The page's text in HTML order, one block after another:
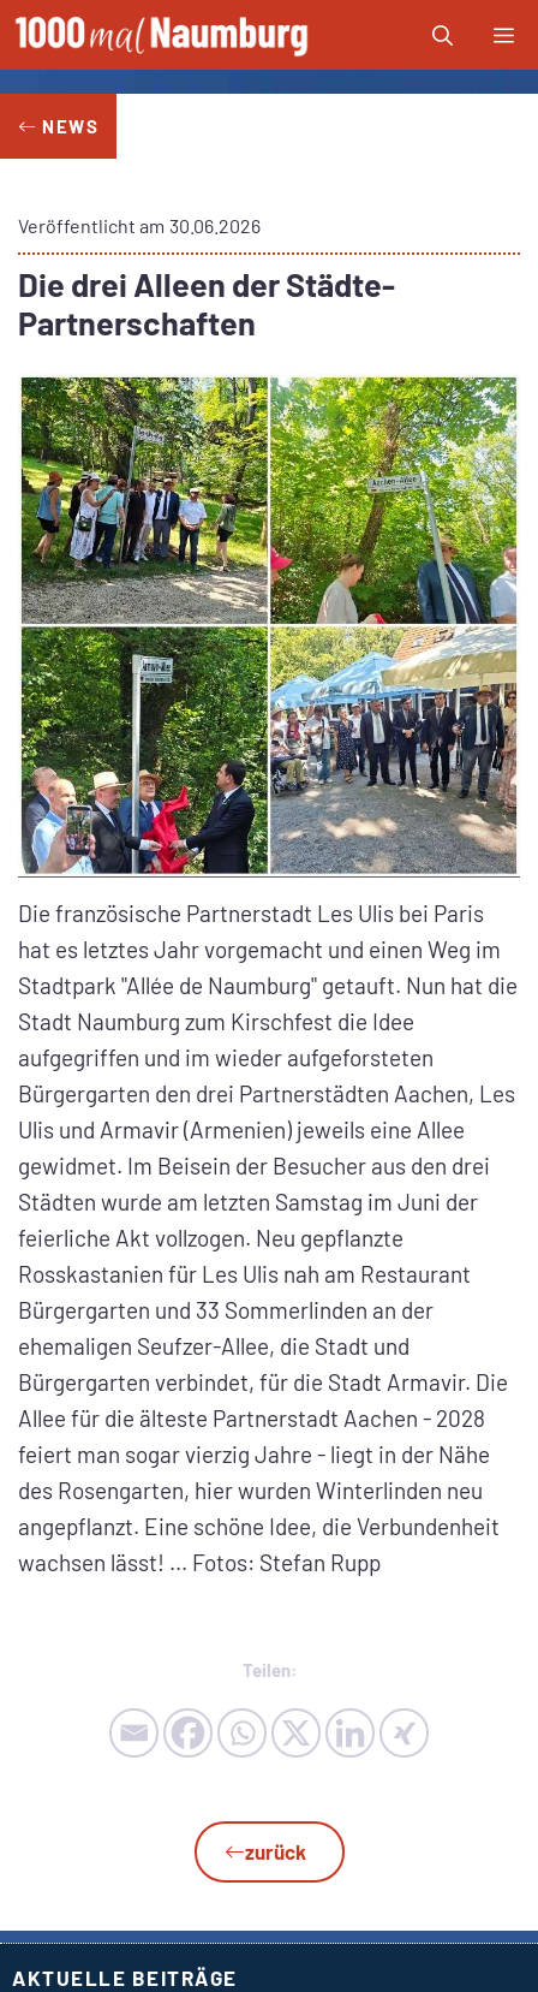
Zum
Inhalt
springen
NEWS
Veröffentlicht am 30.06.2026
Die drei Alleen der Städte-
Partnerschaften
Die französische Partnerstadt Les Ulis bei Paris
hat es letztes Jahr vorgemacht und einen Weg im
Stadtpark "Allée de Naumburg" getauft. Nun hat die
Stadt Naumburg zum Kirschfest die Idee
aufgegriffen und im wieder aufgeforsteten
Bürgergarten den drei Partnerstädten Aachen, Les
Ulis und Armavir (Armenien) jeweils eine Allee
gewidmet. Im Beisein der Besucher aus den drei
Städten wurde am letzten Samstag im Juni der
feierliche Akt vollzogen. Neu gepflanzte
Rosskastanien für Les Ulis nah am Restaurant
Bürgergarten und 33 Sommerlinden an der
ehemaligen Seufzer-Allee, die Stadt und
Bürgergarten verbindet, für die Stadt Armavir. Die
Allee für die älteste Partnerstadt Aachen - 2028
feiert man sogar vierzig Jahre - liegt in der Nähe
des Rosengarten, hier wurden Winterlinden neu
angepflanzt. Eine schöne Idee, die Verbundenheit
wachsen lässt! ... Fotos: Stefan Rupp
Teilen:
zurück
AKTUELLE BEITRÄGE